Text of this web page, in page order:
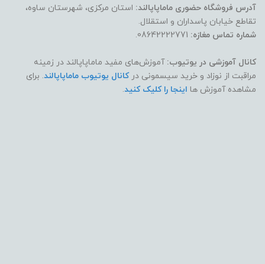
آدرس فروشگاه حضوری ماماپاپالند: استان مرکزی، شهرستان ساوه،
تقاطع خیابان پاسداران و استقلال.
شماره تماس مغازه:
کانال آموزشی در یوتیوب: آموزش‌های مفید ماماپاپالند در زمینه
مراقبت از نوزاد و خرید سیسمونی درکانال یوتیوب ماماپاپالند. برای
مشاهده آموزش ها اینجا را کلیک کنید.